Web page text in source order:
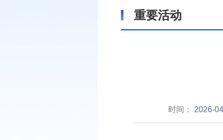
重要活动
时间： 2026-